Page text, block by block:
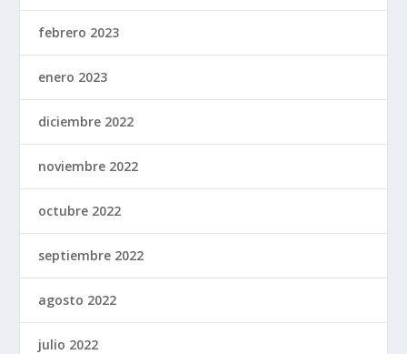
febrero 2023
enero 2023
diciembre 2022
noviembre 2022
octubre 2022
septiembre 2022
agosto 2022
julio 2022